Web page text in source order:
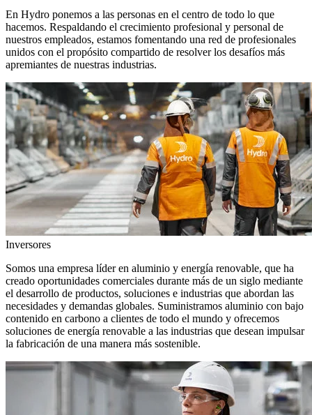
En Hydro ponemos a las personas en el centro de todo lo que
hacemos. Respaldando el crecimiento profesional y personal de
nuestros empleados, estamos fomentando una red de profesionales
unidos con el propósito compartido de resolver los desafíos más
apremiantes de nuestras industrias.
Inversores
Somos una empresa líder en aluminio y energía renovable, que ha
creado oportunidades comerciales durante más de un siglo mediante
el desarrollo de productos, soluciones e industrias que abordan las
necesidades y demandas globales. Suministramos aluminio con bajo
contenido en carbono a clientes de todo el mundo y ofrecemos
soluciones de energía renovable a las industrias que desean impulsar
la fabricación de una manera más sostenible.